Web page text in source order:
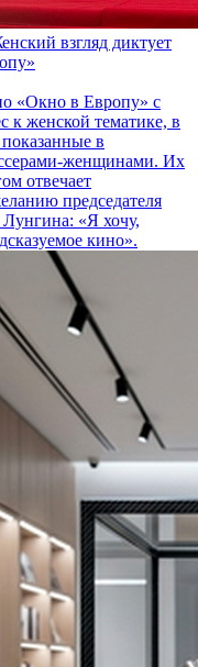
взгляд диктует
«Окно в Европу» с
к женской тематике, в
в
женщинами. Их
отвечает
председателя
«Я хочу,
кино».